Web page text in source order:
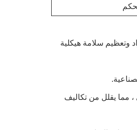
وتعظيم سلامة هيكلية
التقليدي ، مما يقلل من تكاليف